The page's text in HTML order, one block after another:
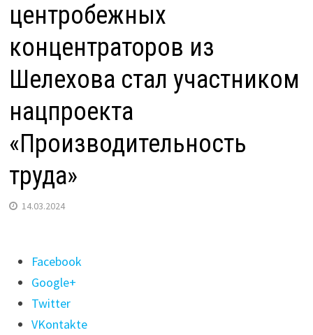
центробежных
концентраторов из
Шелехова стал участником
нацпроекта
«Производительность
труда»
14.03.2024
Поделиться
"Производитель
центробежных
концентраторов
Facebook
Google+
Twitter
VKontakte